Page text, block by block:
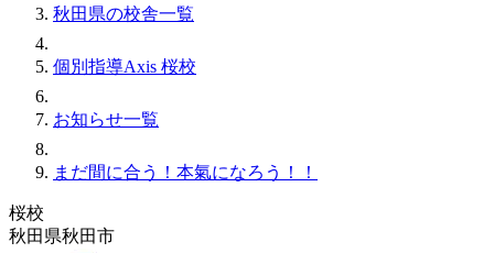
秋田県の校舎一覧
個別指導Axis 桜校
お知らせ一覧
まだ間に合う！本氣になろう！！
桜校
秋田県秋田市